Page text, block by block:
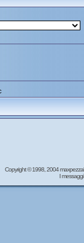
Copyright © 1998, 2004
I